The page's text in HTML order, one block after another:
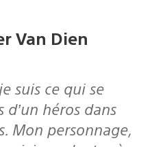
Van Dien
héros dans
Mon personnage,